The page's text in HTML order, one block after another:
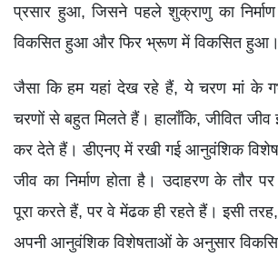
प्रसार हुआ, जिसने पहले शुक्राणु का
विकसित हुआ और फिर भ्रूण में विकसित हुआ।
जैसा कि हम यहां देख रहे हैं, ये चरण मां के
चरणों से बहुत मिलते हैं। हालाँकि, जीवित जीव
कर देते हैं। डीएनए में रखी गई आनुवंशिक
जीव का निर्माण होता है। उदाहरण के तौर
पूरा करते हैं, पर वे मेंढक ही रहते हैं। इसी
अपनी आनुवंशिक विशेषताओं के अनुसार